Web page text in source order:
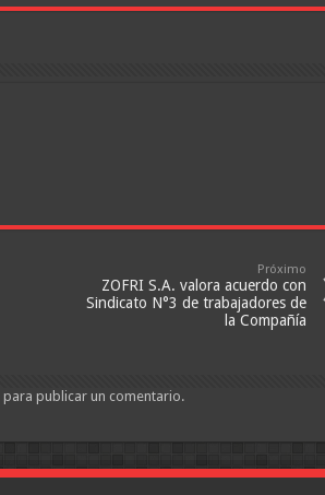
Próximo
ZOFRI S.A. valora acuerdo con
Sindicato N°3 de trabajadores de
la Compañía
para publicar un comentario.